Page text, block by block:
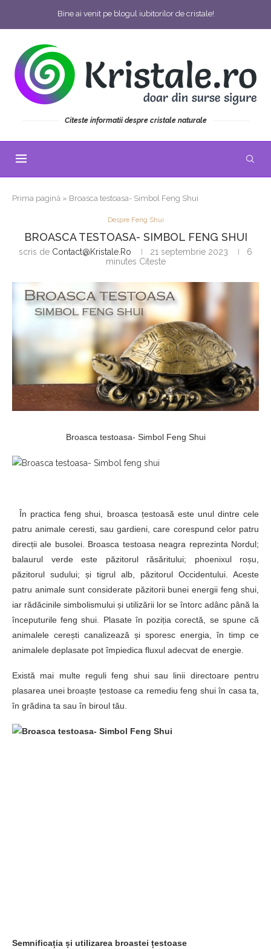
Bine ai venit pe blogul iubitorilor de cristale!
Citeste informatii despre cristale naturale
Prima pagină » Broasca testoasa- Simbol Feng Shui
Despre Feng Shui
BROASCA TESTOASA- SIMBOL FENG SHUI
scris de Contact@kristale.ro 21 septembrie 2023
6
minutes Citeste
Broasca testoasa- Simbol Feng Shui
În practica feng shui, broasca țestoasă este unul dintre cele
patru animale ceresti, sau gardieni, care corespund celor patru
direcții ale busolei. Broasca testoasa neagra reprezinta Nordul;
balaurul verde este păzitorul răsăritului; phoenixul roșu,
păzitorul sudului; și tigrul alb, păzitorul Occidentului. Aceste
patru animale sunt considerate păzitorii bunei energii feng shui,
iar rădăcinile simbolismului și utilizării lor se întorc adânc până la
începuturile feng shui. Plasate în poziția corectă, se spune că
animalele cerești canalizează și sporesc energia, în timp ce
animalele deplasate pot împiedica fluxul adecvat de energie.
Există mai multe reguli feng shui sau linii directoare pentru
plasarea unei broaște țestoase ca remediu feng shui în casa ta,
în grădina ta sau în biroul tău.
Semnificația și utilizarea broastei țestoase